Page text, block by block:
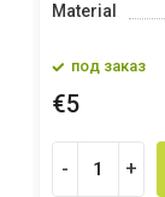
Material
под заказ
€5
- +